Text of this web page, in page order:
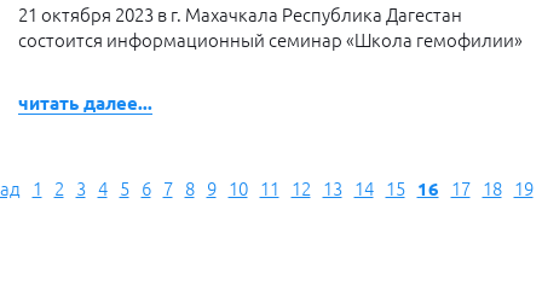
21 октября 2023 в г. Махачкала Республика Дагестан
состоится информационный семинар «Школа гемофилии»
читать далее...
1 2 3 4 5 6 7 8 9 10 11 12 13 14 15 16 17 18 19